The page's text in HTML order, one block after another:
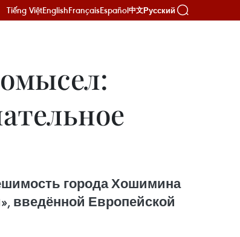
Tiếng ViệtEnglishFrançaisEspañol中文Русский
города Хошимина
введённой Европейской